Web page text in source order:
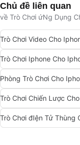
Chủ đề liên quan
về Trò Chơi ứNg Dụng
Trò Chơi Video Cho
Trò Chơi Iphone Cho
Phòng Trò Chơi Cho
Trò Chơi Chiến Lược
Trò Chơi đIện Tử Thùng